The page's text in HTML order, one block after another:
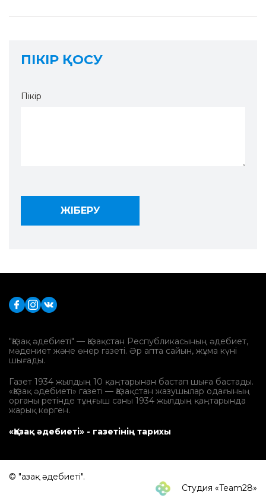
ПІКІР ҚОСУ
Пікір
"Қазақ әдебиеті" — Қазақстан Республикасының әдебиет,
мәдениет және өнер газеті. Әр апта сайын, жұма күні
шығады.
Газет 1934 жылдың 10 қаңтарынан бастап шыға бастады.
«Қазақ әдебиеті» газеті — Қазақстан жазушылар одағының
органы ретінде тұңғыш саны 1934 жылдың қаңтарында
жарық көрген.
«Қазақ әдебиеті» - газетінің тарихы
© "Қазақ әдебиеті".
Студия «Team28»